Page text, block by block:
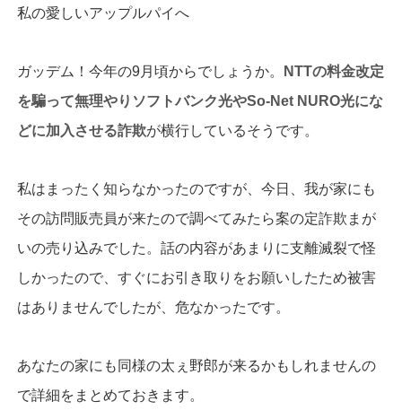
私の愛しいアップルパイへ
ガッデム！今年の9月頃からでしょうか。
NTTの料金改定
を騙って無理やりソフトバンク光やSo-Net NURO光にな
どに加入させる詐欺が横行しているそうです。
私はまったく知らなかったのですが、今日、我が家にも
その訪問販売員が来たので調べてみたら案の定詐欺まが
いの売り込みでした。話の内容があまりに支離滅裂で怪
しかったので、すぐにお引き取りをお願いしたため被害
はありませんでしたが、危なかったです。
あなたの家にも同様の太ぇ野郎が来るかもしれませんの
で詳細をまとめておきます。